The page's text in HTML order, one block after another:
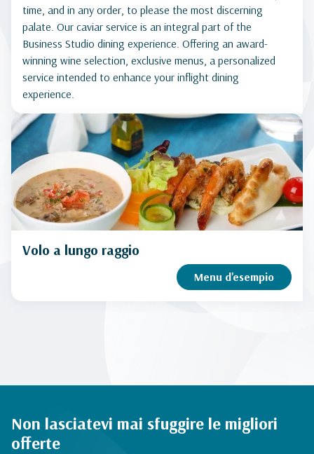
time, and in any order, to please the most discerning
palate. Our caviar service is an integral part of the
Business Studio dining experience. Offering an award-
winning wine selection, exclusive menus, a personalized
service intended to enhance your inflight dining
experience.
Volo a lungo raggio
Menu d'esempio
Non lasciatevi mai sfuggire le migliori
offerte